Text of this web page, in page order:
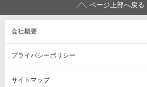
ページ上部へ戻る
会社概要
プライバシーポリシー
サイトマップ